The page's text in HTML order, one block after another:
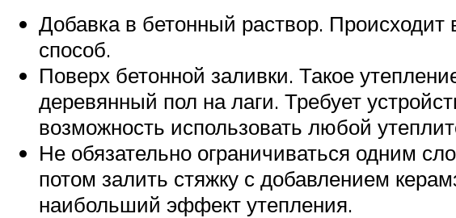
Добавка в бетонный раствор.
способ.
Поверх бетонной заливки. Такое
деревянный пол на лаги. Требует
возможность использовать любой
Не обязательно ограничиваться одним
потом залить стяжку с добавлением
наибольший эффект утепления.